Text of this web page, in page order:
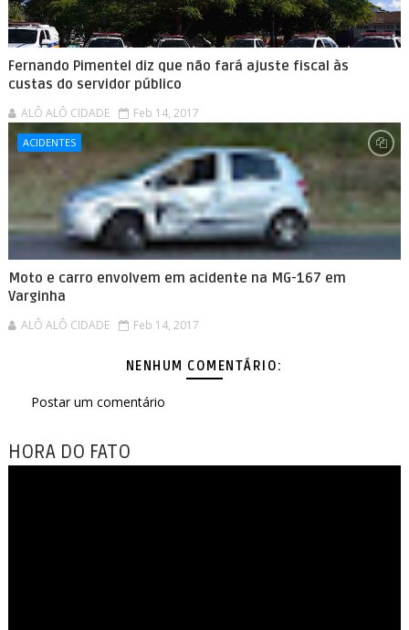
Fernando Pimentel diz que não fará ajuste fiscal às
custas do servidor público
ALÔ ALÔ CIDADE Feb 14, 2017
ACIDENTES
Moto e carro envolvem em acidente na MG-167 em
Varginha
ALÔ ALÔ CIDADE Feb 14, 2017
NENHUM COMENTÁRIO:
Postar um comentário
HORA DO FATO